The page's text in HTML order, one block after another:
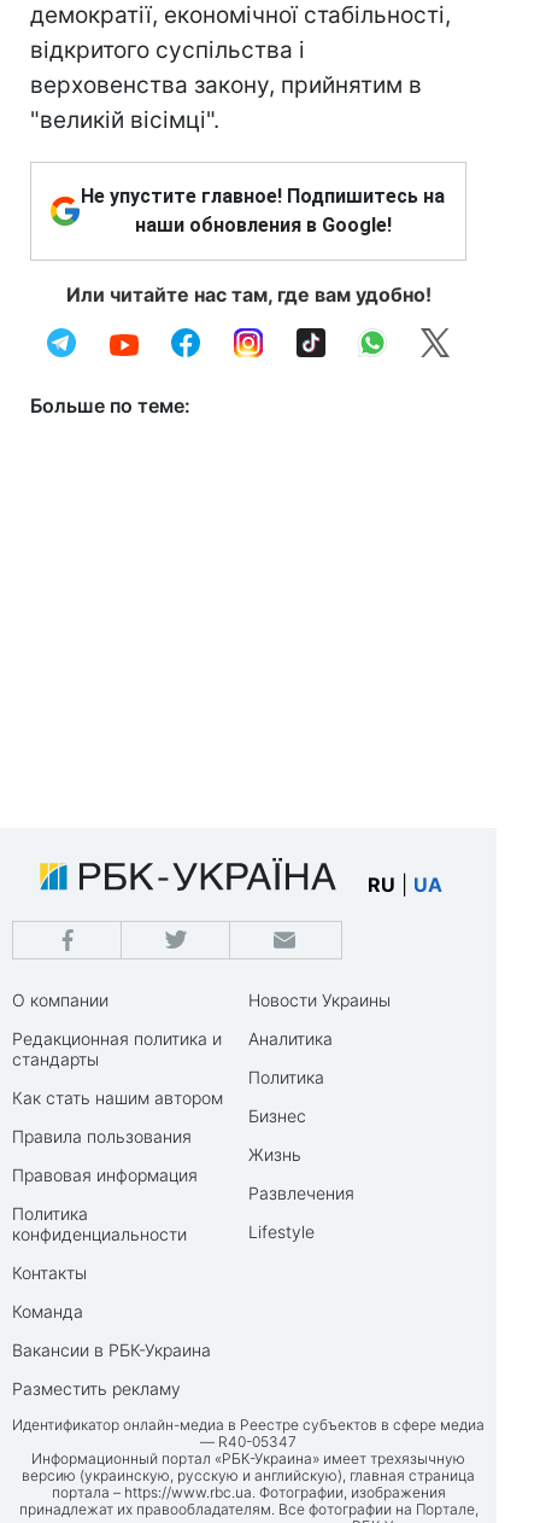
демократії, економічної стабільності,
відкритого суспільства і
верховенства закону, прийнятим в
"великій вісімці".
Не упустите главное! Подпишитесь на
наши обновления в Google!
Или читайте нас там, где вам удобно!
Больше по теме:
RU UA
О компании
Редакционная политика и
стандарты
Как стать нашим автором
Правила пользования
Правовая информация
Политика
конфиденциальности
Контакты
Команда
Вакансии в РБК-Украина
Разместить рекламу
Новости Украины
Аналитика
Политика
Бизнес
Жизнь
Развлечения
Lifestyle
Идентификатор онлайн-медиа в Реестре субъектов в сфере медиа
— R40-05347
Информационный портал «РБК-Украина» имеет трехязычную
версию (украинскую, русскую и английскую), главная страница
портала – https://www.rbc.ua. Фотографии, изображения
принадлежат их правообладателям. Все фотографии на Портале,